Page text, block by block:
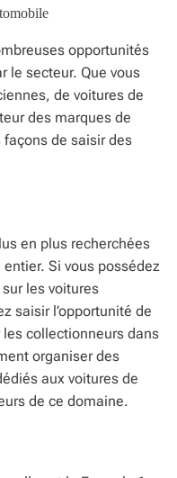
opportunités
le secteur. Que vous
de voitures de
des marques de
de saisir des
en plus recherchées
Si vous possédez
les voitures
saisir l’opportunité de
collectionneurs dans
organiser des
aux voitures de
de ce domaine.